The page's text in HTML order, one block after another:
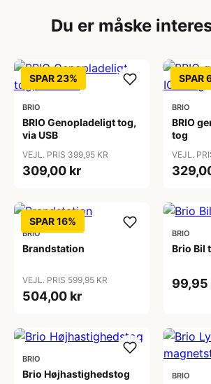
Du er måske
SPAR 23%
BRIO
BRIO Genopladeligt tog,
via USB
VEJL. PRIS 399,95 KR
309,00 kr
SPAR
BRIO
BRIO
tog
VEJL.
SPAR 16%
BRIO
Brandstation
VEJL. PRIS 599,95 KR
504,00 kr
BRIO
Brio Bil
99,95
BRIO
Brio Højhastighedstog BRIO